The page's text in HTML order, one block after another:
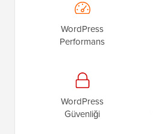
WordPress
Performans
WordPress
Güvenliği